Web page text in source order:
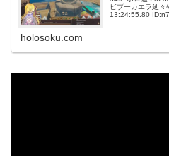
ビブーカエラ延
13:24:55.80
holosoku.com